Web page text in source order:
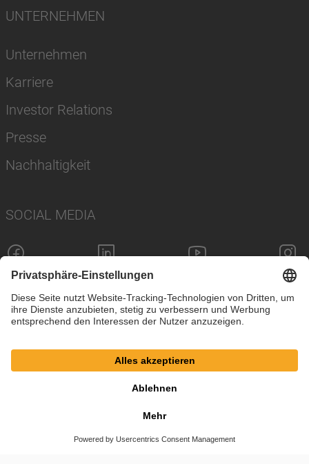
UNTERNEHMEN
Unternehmen
Karriere
Investor Relations
Presse
Nachhaltigkeit
SOCIAL MEDIA
© SAF-HOLLAND SE
Datenschutz
Cookie-Einstellungen
AGB